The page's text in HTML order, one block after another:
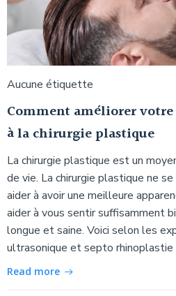
Aucune étiquette
Comment améliorer
à la chirurgie plastique
La chirurgie plastique est un
de vie. La chirurgie plastique ne
aider à avoir une meilleure
aider à vous sentir suffisamment
longue et saine. Voici selon les
ultrasonique et septo rhinoplastie
Read more